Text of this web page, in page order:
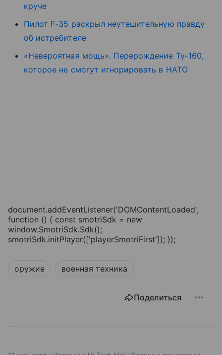
круче
Пилот F-35 раскрыл неутешительную правду
об истребителе
«Невероятная мощь». Перерождение Ту-160,
которое не смогут игнорировать в НАТО
document.addEventListener('DOMContentLoaded',
function () { const smotriSdk = new
window.SmotriSdk.Sdk();
smotriSdk.initPlayer(['playerSmotriFirst']); });
оружие военная техника
Поделиться